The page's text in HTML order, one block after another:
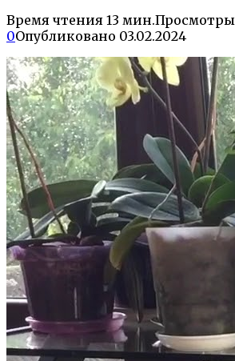
Время чтения 13 мин.Просмотры
0Опубликовано 03.02.2024